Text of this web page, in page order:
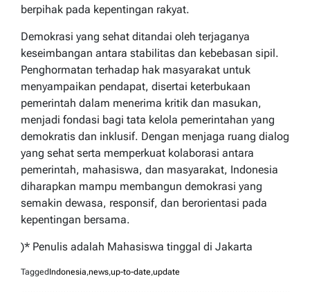
berpihak pada kepentingan rakyat.
Demokrasi yang sehat ditandai oleh terjaganya
keseimbangan antara stabilitas dan kebebasan sipil.
Penghormatan terhadap hak masyarakat untuk
menyampaikan pendapat, disertai keterbukaan
pemerintah dalam menerima kritik dan masukan,
menjadi fondasi bagi tata kelola pemerintahan yang
demokratis dan inklusif. Dengan menjaga ruang dialog
yang sehat serta memperkuat kolaborasi antara
pemerintah, mahasiswa, dan masyarakat, Indonesia
diharapkan mampu membangun demokrasi yang
semakin dewasa, responsif, dan berorientasi pada
kepentingan bersama.
)* Penulis adalah Mahasiswa tinggal di Jakarta
Tagged Indonesia,news,up-to-date,update